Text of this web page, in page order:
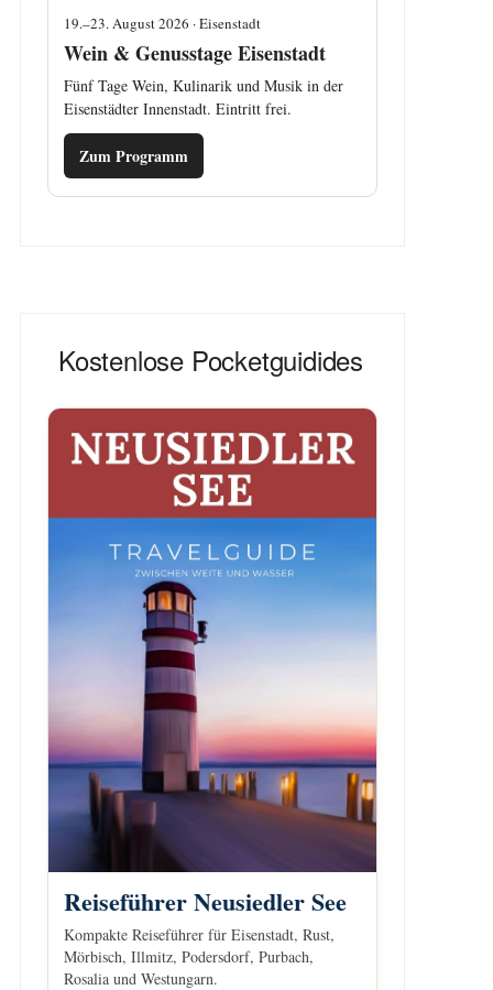
19.–23. August 2026 · Eisenstadt
Wein & Genusstage Eisenstadt
Fünf Tage Wein, Kulinarik und Musik in der
Eisenstädter Innenstadt. Eintritt frei.
Zum Programm
Kostenlose Pocketguidides
Reiseführer Neusiedler See
Kompakte Reiseführer für Eisenstadt, Rust,
Mörbisch, Illmitz, Podersdorf, Purbach,
Rosalia und Westungarn.